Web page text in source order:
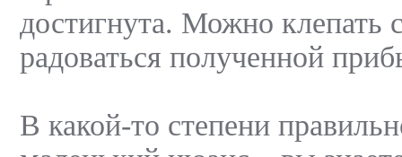
достигнута. Можно клепать
радоваться полученной
В какой-то степени